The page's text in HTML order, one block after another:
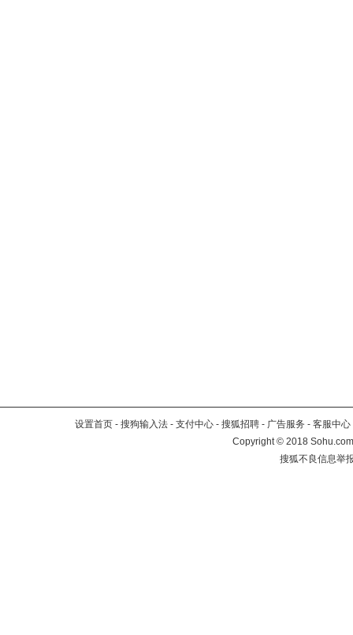
设置首页 - 搜狗输入法 - 支付中心 - 搜狐招聘 - 广告服务 - 客服中心
Copyright©2018
搜狐不良信息举